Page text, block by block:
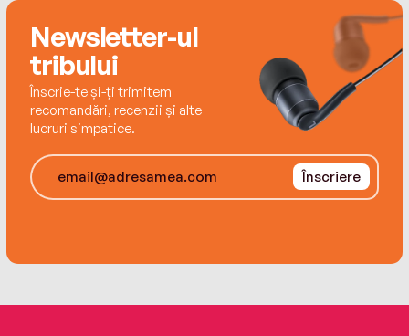
Newsletter-ul
tribului
Înscrie-te și-ți trimitem
recomandări, recenzii și alte
lucruri simpatice.
Înscriere